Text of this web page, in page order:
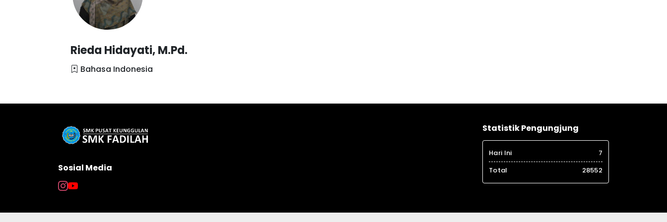
Rieda Hidayati, M.Pd.
Bahasa Indonesia
Sosial Media
Statistik Pengungjung
Hari Ini
7
Total
28552